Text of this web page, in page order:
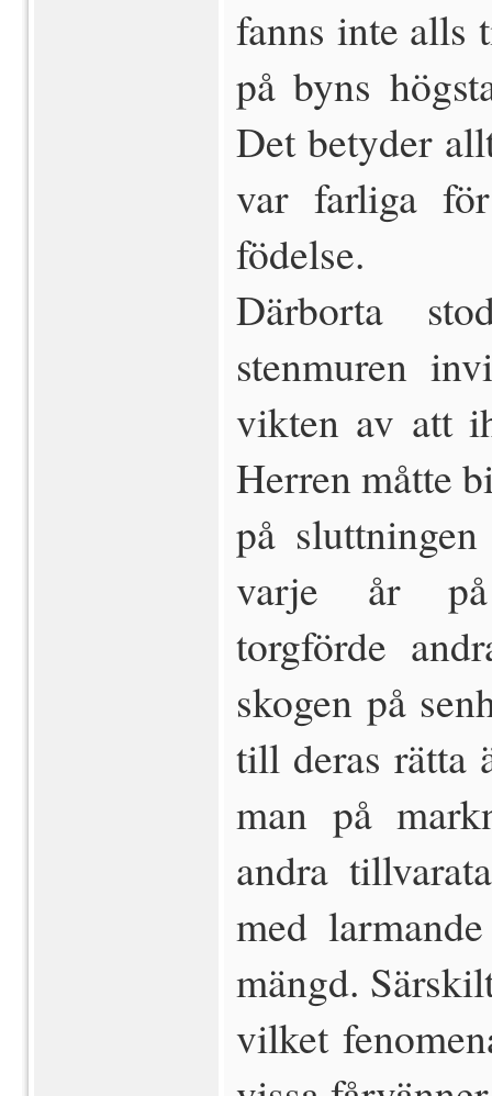
fanns inte alls
på byns
Det betyder
var farliga
födelse.
Därborta
stenmuren
vikten av att
Herren måtte
på
varje år på
torgförde
skogen på
till deras rätta
man på
andra
med
mängd.
vilket